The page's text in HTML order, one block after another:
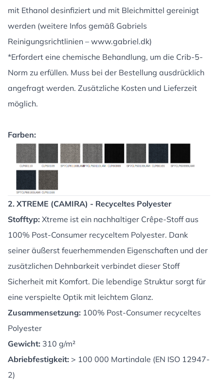
mit Ethanol desinfiziert und mit Bleichmittel gereinigt
werden (weitere Infos gemäß Gabriels
Reinigungsrichtlinien – www.gabriel.dk)
*Erfordert eine chemische Behandlung, um die Crib-5-
Norm zu erfüllen. Muss bei der Bestellung ausdrücklich
angefragt werden. Zusätzliche Kosten und Lieferzeit
möglich.
Farben:
2. XTREME (CAMIRA) - Recyceltes Polyester
Stofftyp: Xtreme ist ein nachhaltiger Crêpe-Stoff aus
100% Post-Consumer recyceltem Polyester. Dank
seiner äußerst feuerhemmenden Eigenschaften und der
zusätzlichen Dehnbarkeit verbindet dieser Stoff
Sicherheit mit Komfort. Die lebendige Struktur sorgt für
eine verspielte Optik mit leichtem Glanz.
Zusammensetzung: 100% Post-Consumer recyceltes
Polyester
Gewicht: 310 g/m²
Abriebfestigkeit: > 100 000 Martindale (EN ISO 12947-
2)